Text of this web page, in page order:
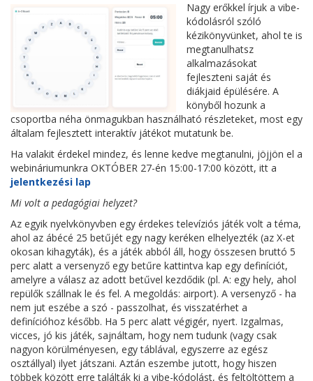
Nagy erőkkel írjuk a vibe-
kódolásról szóló
kézikönyvünket, ahol te is
megtanulhatsz
alkalmazásokat
fejleszteni saját és
diákjaid épülésére. A
könyből hozunk a
csoportba néha önmagukban használható részleteket, most egy
általam fejlesztett interaktív játékot mutatunk be.
Ha valakit érdekel mindez, és lenne kedve megtanulni, jöjjön el a
webináriumunkra OKTÓBER 27-én 15:00-17:00 között, itt a
jelentkezési lap
Mi volt a pedagógiai helyzet?
Az egyik nyelvkönyvben egy érdekes televíziós játék volt a téma,
ahol az ábécé 25 betűjét egy nagy keréken elhelyezték (az X-et
okosan kihagyták), és a játék abból áll, hogy összesen bruttó 5
perc alatt a versenyző egy betűre kattintva kap egy definíciót,
amelyre a válasz az adott betűvel kezdődik (pl. A: egy hely, ahol
repülők szállnak le és fel. A megoldás: airport). A versenyző - ha
nem jut eszébe a szó - passzolhat, és visszatérhet a
definícióhoz később. Ha 5 perc alatt végigér, nyert. Izgalmas,
vicces, jó kis játék, sajnáltam, hogy nem tudunk (vagy csak
nagyon körülményesen, egy táblával, egyszerre az egész
osztállyal) ilyet játszani. Aztán eszembe jutott, hogy hiszen
többek között erre találták ki a vibe-kódolást, és feltöltöttem a